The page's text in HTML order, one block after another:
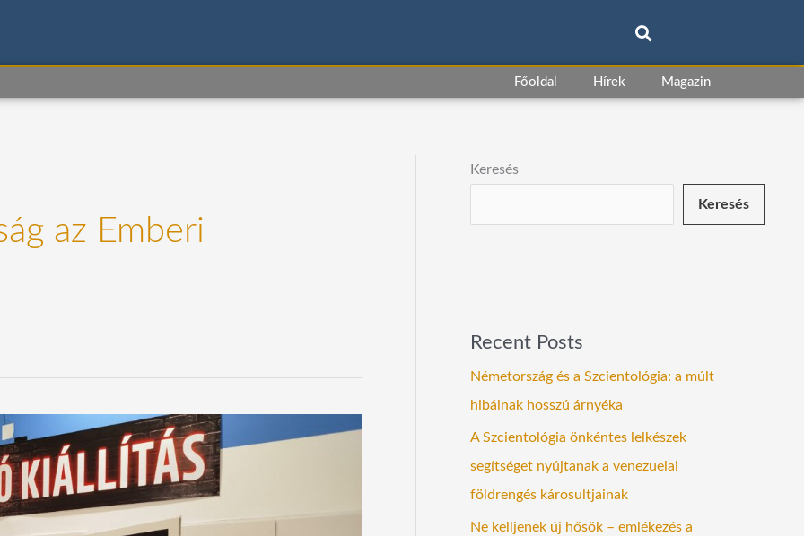
Főoldal Hírek Magazin
az Emberi
Keresés
Keresés
Recent Posts
Németország és a Szcientológia: a múlt
hibáinak hosszú árnyéka
A Szcientológia önkéntes lelkészek
segítséget nyújtanak a venezuelai
földrengés károsultjainak
Ne kelljenek új hősök – emlékezés a